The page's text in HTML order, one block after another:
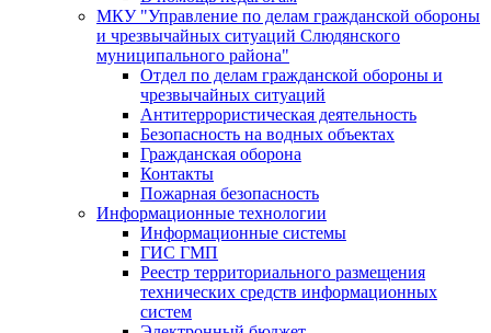
МКУ "Управление по делам гражданской обороны
и чрезвычайных ситуаций Слюдянского
муниципального района"
Отдел по делам гражданской обороны и
чрезвычайных ситуаций
Антитеррористическая деятельность
Безопасность на водных объектах
Гражданская оборона
Контакты
Пожарная безопасность
Информационные технологии
Информационные системы
ГИС ГМП
Реестр территориального размещения
технических средств информационных
систем